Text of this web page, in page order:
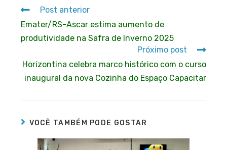
Post anterior
Emater/RS-Ascar estima aumento de
produtividade na Safra de Inverno 2025
Próximo post
Horizontina celebra marco histórico com o curso
inaugural da nova Cozinha do Espaço Capacitar
VOCÊ TAMBÉM PODE GOSTAR